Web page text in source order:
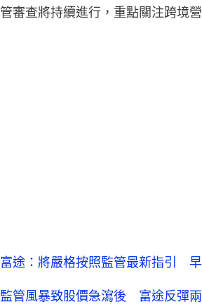
管審查將持續進行，重點關注跨境
富途：將嚴格按照監管最新指引
監管風暴致股價急瀉後 富途反彈